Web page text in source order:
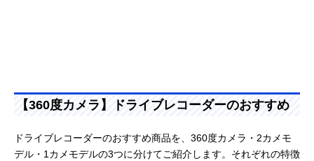
【360度カメラ】ドライブレコーダーのおすすめ
ドライブレコーダーのおすすめ商品を、360度カメラ・2カメモ
デル・1カメモデルの3つに分けてご紹介します。それぞれの特徴